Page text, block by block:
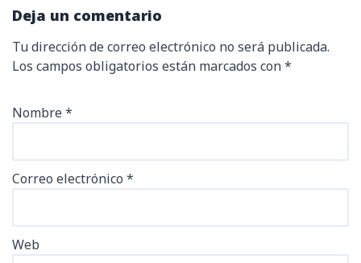
Deja un comentario
Tu dirección de correo electrónico no será publicada.
Los campos obligatorios están marcados con*
Nombre*
Correo electrónico *
Web